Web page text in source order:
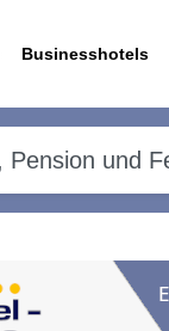
Businesshotels